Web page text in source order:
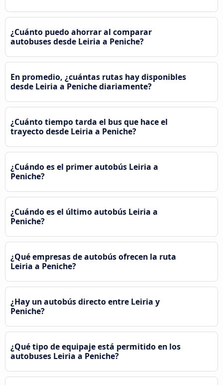
¿Cuánto puedo ahorrar al comparar
autobuses desde Leiria a Peniche?
En promedio, ¿cuántas rutas hay disponibles
desde Leiria a Peniche diariamente?
¿Cuánto tiempo tarda el bus que hace el
trayecto desde Leiria a Peniche?
¿Cuándo es el primer autobús Leiria a
Peniche?
¿Cuándo es el último autobús Leiria a
Peniche?
¿Qué empresas de autobús ofrecen la ruta
Leiria a Peniche?
¿Hay un autobús directo entre Leiria y
Peniche?
¿Qué tipo de equipaje está permitido en los
autobuses Leiria a Peniche?